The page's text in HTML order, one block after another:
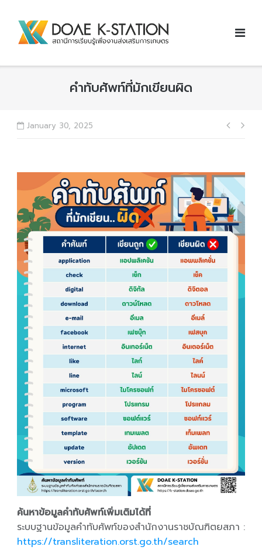
content
คำทับศัพท์ที่มักเขียนผิด
January 30, 2025
Post
ค้นหาข้อมูลคำทับศัพท์เพิ่มเติมได้ที่
ระบบฐานข้อมูลคำทับศัพท์ของสำนักงานราชบัณฑิตยสภา :
https://transliteration.orst.go.th/search